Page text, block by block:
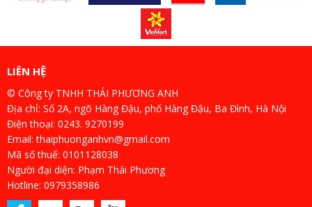
LIÊN HỆ
© Công ty TNHH THÁI PHƯƠNG ANH
Địa chỉ: Số 2A, ngõ Hàng Đậu, phố Hàng Đậu, Ba Đình, Hà Nội
Điện thoại: 0243. 9270199
Email: thaiphuonganhvn@gmail.com
Mã số thuế: 0101128038
Người đại diện: Phạm Thái Phương
Hotline: 0979358986